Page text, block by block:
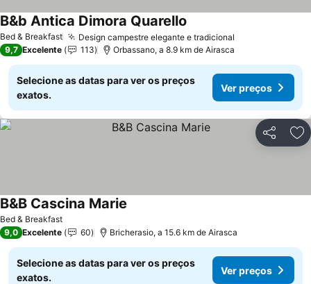
Bed & Breakfast Design campestre elegante e tradicional
B&b Antica Dimora Quarello
9,7 Excelente 113 Orbassano, a 8.9 km de Airasca
Selecione as datas para ver os preços
exatos.
Ver preços
Partilhar
Bed & Breakfast
B&B Cascina Marie
9,0 Excelente 60 Bricherasio, a 15.6 km de Airasca
Selecione as datas para ver os preços
exatos.
Ver preços